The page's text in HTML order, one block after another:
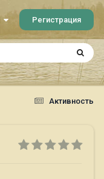
Регистрация
Активность